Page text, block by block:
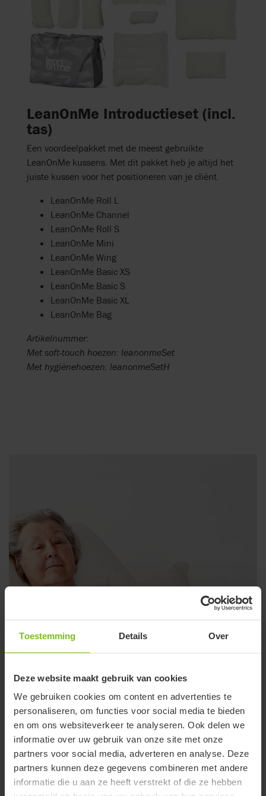
Toestemming Details Over
Deze website maakt gebruik van cookies
We gebruiken cookies om content en advertenties te
personaliseren, om functies voor social media te bieden
en om ons websiteverkeer te analyseren. Ook delen we
informatie over uw gebruik van onze site met onze
partners voor social media, adverteren en analyse. Deze
partners kunnen deze gegevens combineren met andere
informatie die u aan ze heeft verstrekt of die ze hebben
LeanOnMe Introductieset (incl.
tas)
Een voordeelpakket met de meest gebruikte
LeanOnMe kussens. Met dit pakket heb je altijd het
juiste kussen voor het positioneren van je cliënt.
LeanOnMe Roll L
LeanOnMe Channel
LeanOnMe Roll S
LeanOnMe Mini
LeanOnMe Wing
LeanOnMe Basic XS
LeanOnMe Basic S
LeanOnMe Basic XL
LeanOnMe Bag
Artikelnummer:
Met soft-touch hoezen: leanonmeSet
Met hygiënehoezen: leanonmeSetH